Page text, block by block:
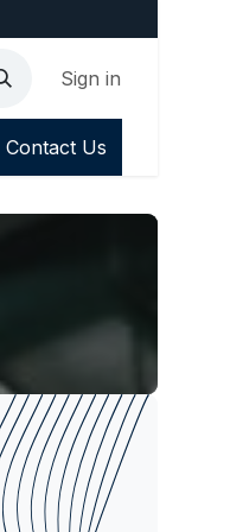
Sign in
Contact Us